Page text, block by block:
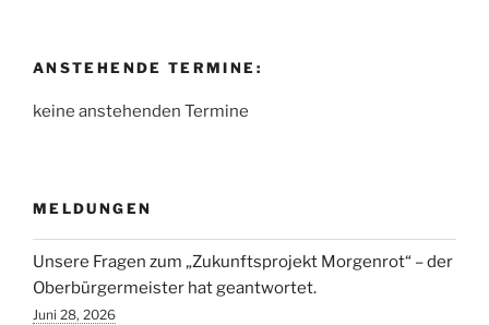
behauptet
ist
Quedlinburger
vom
Bauamt
für
ANSTEHENDE TERMINE:
keine anstehenden Termine
MELDUNGEN
Unsere Fragen zum „Zukunftsprojekt Morgenrot“ – der
Oberbürgermeister hat geantwortet.
Juni 28, 2026